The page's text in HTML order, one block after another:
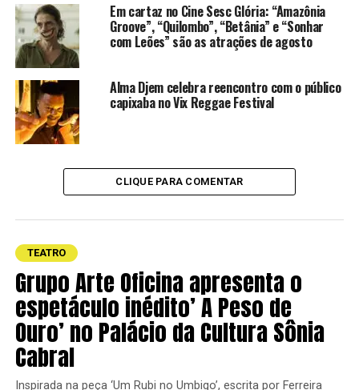
Os Melhores do Mundo
Sobre Os Melhores do Mundo
Os Melhores do Mundo influenciaram a formação de
diversos artistas e grupos teatrais pelo Brasil e,
notadamente, têm consolidado uma carreira referencial
sem precedentes na história do teatro de humor do país.
Desde 1995 em cartaz, o grupo já percorreu o país
inteiro diversas vezes com seu repertório autoral, esteve
em Portugal e nos EUA, lançou 3 DVDs de grande
Em cartaz no Cine Sesc Glória: “Amazônia
Groove”, “Quilombo”, “Betânia” e “Sonhar
com Leões” são as atrações de agosto
Alma Djem celebra reencontro com o público
capixaba no Vix Reggae Festival
CLIQUE PARA COMENTAR
TEATRO
Grupo Arte Oficina apresenta o
espetáculo inédito’ A Peso de
Ouro’ no Palácio da Cultura Sônia
Cabral
Inspirada na peça ‘Um Rubi no Umbigo’, escrita por Ferreira